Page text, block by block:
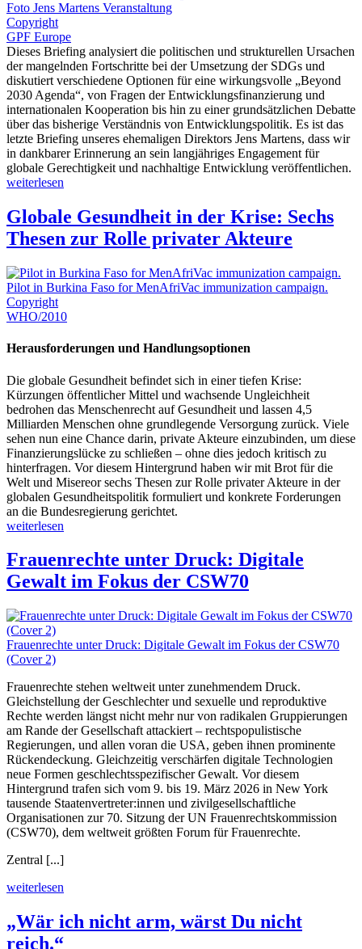
Foto Jens Martens Veranstaltung
Copyright
GPF Europe
Dieses Briefing analysiert die politischen und strukturellen Ursachen
der mangelnden Fortschritte bei der Umsetzung der SDGs und
diskutiert verschiedene Optionen für eine wirkungsvolle „Beyond
2030 Agenda“, von Fragen der Entwicklungsfinanzierung und
internationalen Kooperation bis hin zu einer grundsätzlichen Debatte
über das bisherige Verständnis von Entwicklungspolitik. Es ist das
letzte Briefing unseres ehemaligen Direktors Jens Martens, dass wir
in dankbarer Erinnerung an sein langjähriges Engagement für
globale Gerechtigkeit und nachhaltige Entwicklung veröffentlichen.
weiterlesen
Globale Gesundheit in der Krise: Sechs
Thesen zur Rolle privater Akteure
Pilot in Burkina Faso for MenAfriVac immunization campaign.
Copyright
WHO/2010
Herausforderungen und Handlungsoptionen
Die globale Gesundheit befindet sich in einer tiefen Krise:
Kürzungen öffentlicher Mittel und wachsende Ungleichheit
bedrohen das Menschenrecht auf Gesundheit und lassen 4,5
Milliarden Menschen ohne grundlegende Versorgung zurück. Viele
sehen nun eine Chance darin, private Akteure einzubinden, um diese
Finanzierungslücke zu schließen – ohne dies jedoch kritisch zu
hinterfragen. Vor diesem Hintergrund haben wir mit Brot für die
Welt und Misereor sechs Thesen zur Rolle privater Akteure in der
globalen Gesundheitspolitik formuliert und konkrete Forderungen
an die Bundesregierung gerichtet.
weiterlesen
Frauenrechte unter Druck: Digitale
Gewalt im Fokus der CSW70
Frauenrechte unter Druck: Digitale Gewalt im Fokus der CSW70
(Cover 2)
Frauenrechte stehen weltweit unter zunehmendem Druck.
Gleichstellung der Geschlechter und sexuelle und reproduktive
Rechte werden längst nicht mehr nur von radikalen Gruppierungen
am Rande der Gesellschaft attackiert – rechtspopulistische
Regierungen, und allen voran die USA, geben ihnen prominente
Rückendeckung. Gleichzeitig verschärfen digitale Technologien
neue Formen geschlechtsspezifischer Gewalt. Vor diesem
Hintergrund trafen sich vom 9. bis 19. März 2026 in New York
tausende Staatenvertreter:innen und zivilgesellschaftliche
Organisationen zur 70. Sitzung der UN Frauenrechtskommission
(CSW70), dem weltweit größten Forum für Frauenrechte.
Zentral [...]
weiterlesen
„Wär ich nicht arm, wärst Du nicht
reich.“